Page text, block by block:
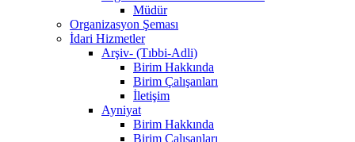
Müdür
Organizasyon Şeması
İdari Hizmetler
Arşiv- (Tıbbi-Adli)
Birim Hakkında
Birim Çalışanları
İletişim
Ayniyat
Birim Hakkında
Birim Çalışanları